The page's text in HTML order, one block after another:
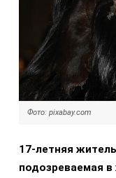
Фото: pixabay.com
17-летняя
подозреваемая